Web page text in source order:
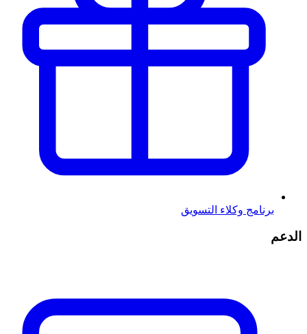
برنامج وكلاء التسويق
الدعم